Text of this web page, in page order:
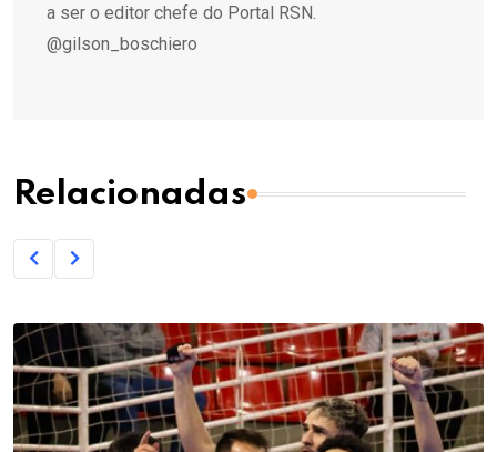
a ser o editor chefe do Portal RSN.
@gilson_boschiero
Relacionadas